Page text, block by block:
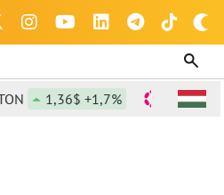
1,36$ +1,7% DOT